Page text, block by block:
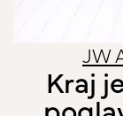
JW
Kraj